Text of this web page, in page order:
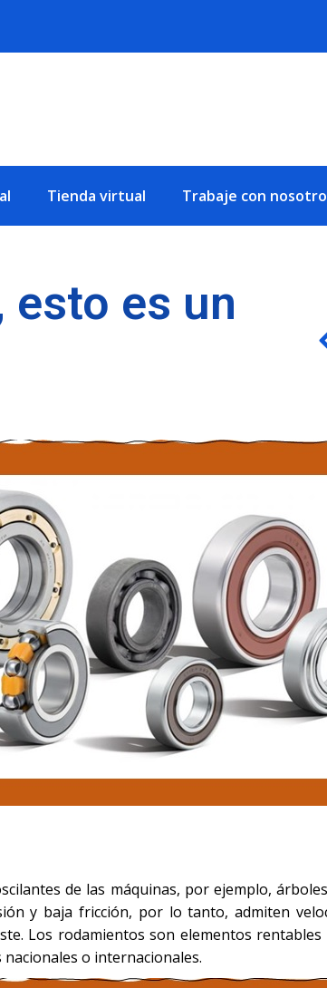
Tienda virtual Trabaje con
esto es un
de las máquinas, por ejemplo,
y baja fricción, por lo tanto, admiten
Los rodamientos son elementos
o internacionales.